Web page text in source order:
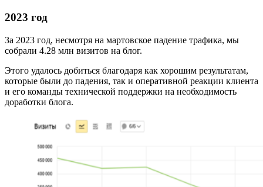
2023 год
За 2023 год, несмотря на мартовское падение трафика, мы
собрали 4.28 млн визитов на блог.
Этого удалось добиться благодаря как хорошим результатам,
которые были до падения, так и оперативной реакции клиента
и его команды технической поддержки на необходимость
доработки блога.